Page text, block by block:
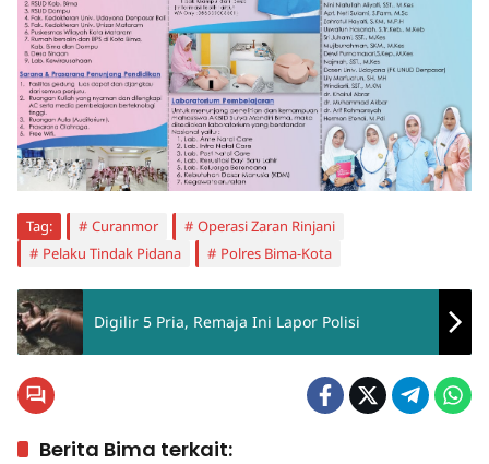
Tag: Curanmor
Operasi Zaran Rinjani
Pelaku Tindak Pidana
Polres Bima-Kota
Digilir 5 Pria, Remaja Ini Lapor Polisi
Berita Bima terkait: